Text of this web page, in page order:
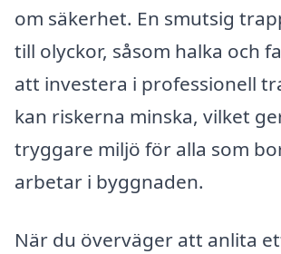
om säkerhet. En smutsig
till olyckor, såsom halka och
att investera i professionell
kan riskerna minska, vilket
tryggare miljö för alla som
arbetar i byggnaden.
När du överväger att anlita